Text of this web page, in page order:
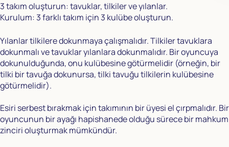
3 takım oluşturun: tavuklar, tilkiler ve yılanlar.
Kurulum: 3 farklı takım için 3 kulübe oluşturun.
Yılanlar tilkilere dokunmaya çalışmalıdır. Tilkiler tavuklara
dokunmalı ve tavuklar yılanlara dokunmalıdır. Bir oyuncuya
dokunulduğunda, onu kulübesine götürmelidir (örneğin, bir
tilki bir tavuğa dokunursa, tilki tavuğu tilkilerin kulübesine
götürmelidir).
Esiri serbest bırakmak için takımının bir üyesi el çırpmalıdır. Bir
oyuncunun bir ayağı hapishanede olduğu sürece bir mahkum
zinciri oluşturmak mümkündür.